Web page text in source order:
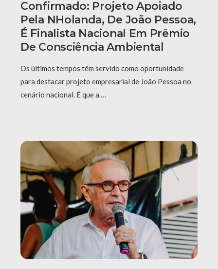
Confirmado: Projeto Apoiado
Pela NHolanda, De João Pessoa,
É Finalista Nacional Em Prêmio
De Consciência Ambiental
Os últimos tempos têm servido como oportunidade
para destacar projeto empresarial de João Pessoa no
cenário nacional. É que a …